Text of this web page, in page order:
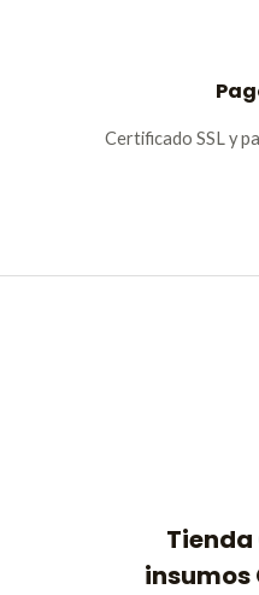
Certificado SSL y
Tienda
insumos